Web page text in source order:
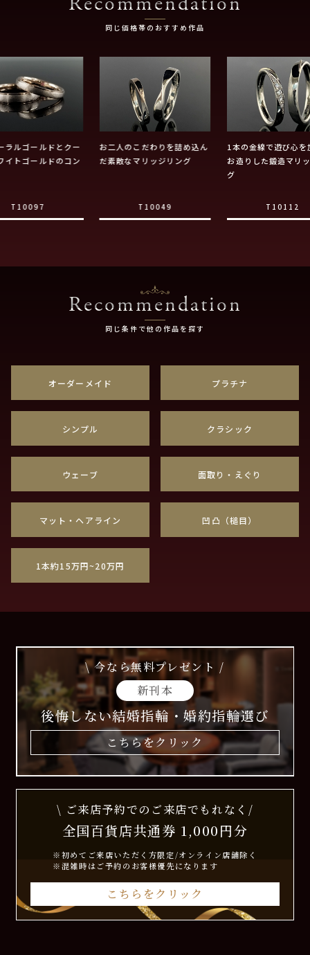
同じ価格帯のおすすめ作品
ラルゴールドとクー
イトゴールドのコン
T10097
お二人のこだわりを詰め込ん
だ素敵なマリッジリング
T10049
1本の金線で遊び心を
お造りした鍛造マリ
グ
T10112
Recommendation
同じ条件で他の作品を探す
オーダーメイド プラチナ
シンプル クラシック
ウェーブ 面取り・えぐり
マット・ヘアライン 凹凸（槌目）
1本約15万円~20万円
\ 今なら無料プレゼント /
新刊本
後悔しない結婚指輪・婚約指輪選び
こちらをクリック
\ ご来店予約でのご来店でもれなく/
全国百貨店共通券 1,000円分
※初めてご来店いただく方限定/オンライン店舗除く
※混雑時はご予約のお客様優先になります
こちらをクリック